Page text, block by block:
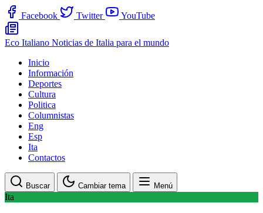
Facebook Twitter YouTube
Eco Italiano Noticias de Italia para el mundo
Inicio
Información
Deportes
Cultura
Politica
Columnistas
Eng
Esp
Ita
Contactos
Buscar Cambiar tema Menú
Ita